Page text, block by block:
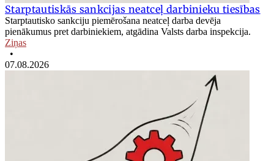
Starptautiskās sankcijas neatceļ darbinieku tiesības
Starptautisko sankciju piemērošana neatceļ darba devēja
pienākumus pret darbiniekiem, atgādina Valsts darba inspekcija.
Ziņas
•
07.08.2026